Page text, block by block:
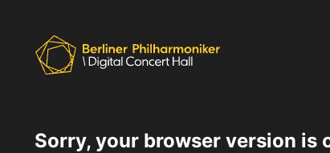
Sorry, your browser version is